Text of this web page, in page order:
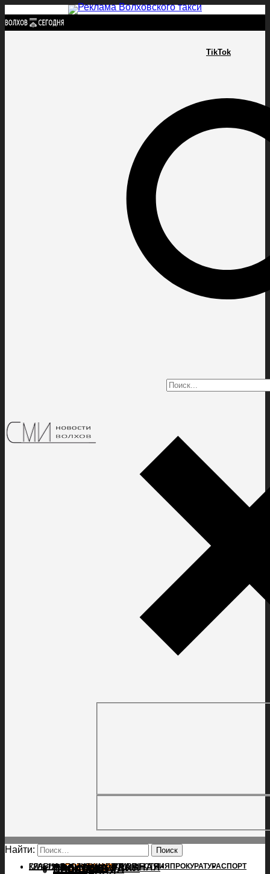
TikTok
Найти:
ГЛАВНАЯПОЛИТИКАПРОИСШЕСТВИЯ ПРОКУРАТУРАСПОРТ
КУЛЬТУРАПОСЕЛЕНИЯГЛАВНАЯ
ПОЛИТИКА
ПРОИСШЕСТВИЯ
ПРОКУРАТУРА
СПОРТ
КУЛЬТУРА
ПОСЕЛЕНИЯ